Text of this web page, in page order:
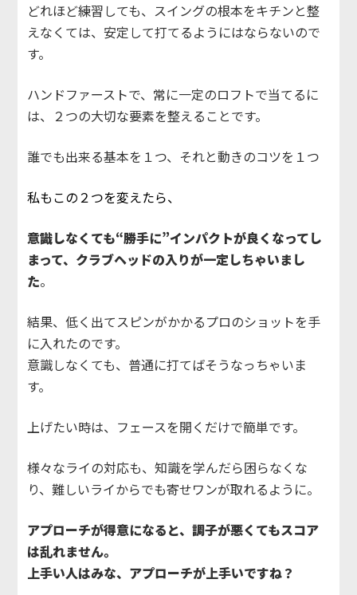
どれほど練習しても、スイングの根本をキチンと整
えなくては、安定して打てるようにはならないので
す。
ハンドファーストで、常に一定のロフトで当てるに
は、２つの大切な要素を整えることです。
誰でも出来る基本を１つ、それと動きのコツを１つ
私もこの２つを変えたら、
意識しなくても“勝手に”インパクトが良くなってし
まって、クラブヘッドの入りが一定しちゃいまし
た。
結果、低く出てスピンがかかるプロのショットを手
に入れたのです。
意識しなくても、普通に打てばそうなっちゃいま
す。
上げたい時は、フェースを開くだけで簡単です。
様々なライの対応も、知識を学んだら困らなくな
り、難しいライからでも寄せワンが取れるように。
アプローチが得意になると、調子が悪くてもスコア
は乱れません。
上手い人はみな、アプローチが上手いですね？